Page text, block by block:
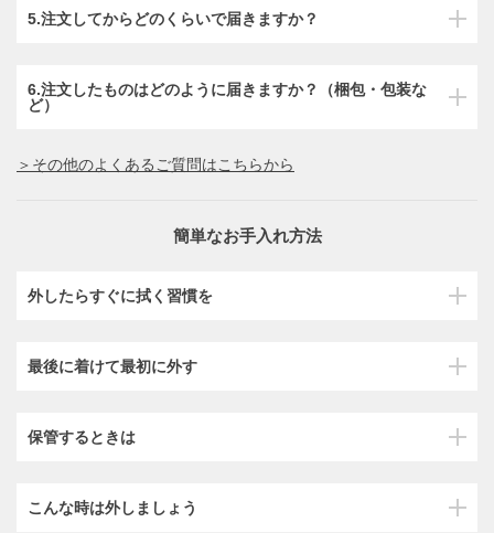
5.注文してからどのくらいで届きますか？
6.注文したものはどのように届きますか？（梱包・包装な
ど）
＞その他のよくあるご質問はこちらから
簡単なお手入れ方法
外したらすぐに拭く習慣を
最後に着けて最初に外す
保管するときは
こんな時は外しましょう